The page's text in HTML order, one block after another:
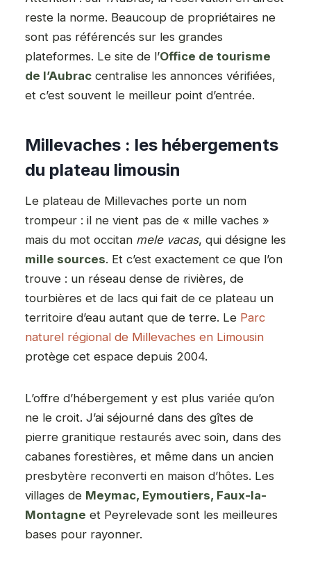
reste la norme. Beaucoup de propriétaires ne
sont pas référencés sur les grandes
plateformes. Le site de l’Office de tourisme
de l’Aubrac centralise les annonces vérifiées,
et c’est souvent le meilleur point d’entrée.
Millevaches : les hébergements
du plateau limousin
Le plateau de Millevaches porte un nom
trompeur : il ne vient pas de « mille vaches »
mais du mot occitan mele vacas, qui désigne les
mille sources. Et c’est exactement ce que l’on
trouve : un réseau dense de rivières, de
tourbières et de lacs qui fait de ce plateau un
territoire d’eau autant que de terre. Le Parc
naturel régional de Millevaches en Limousin
protège cet espace depuis 2004.
L’offre d’hébergement y est plus variée qu’on
ne le croit. J’ai séjourné dans des gîtes de
pierre granitique restaurés avec soin, dans des
cabanes forestières, et même dans un ancien
presbytère reconverti en maison d’hôtes. Les
villages de Meymac, Eymoutiers, Faux-la-
Montagne et Peyrelevade sont les meilleures
bases pour rayonner.